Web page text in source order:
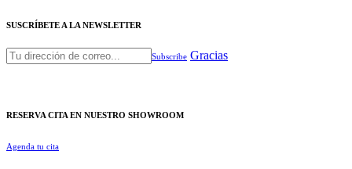
SUSCRÍBETE A LA NEWSLETTER
Subscribe Gracias
RESERVA CITA EN NUESTRO SHOWROOM
Agenda tu cita